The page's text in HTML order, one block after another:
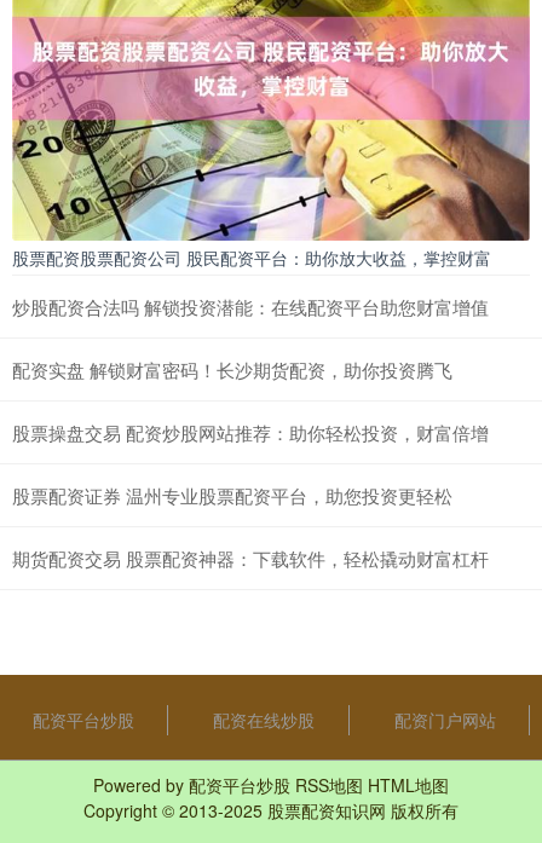
股票配资股票配资公司 股民配资平台：助你放大收益，掌控财富
炒股配资合法吗 解锁投资潜能：在线配资平台助您财富增值
配资实盘 解锁财富密码！长沙期货配资，助你投资腾飞
股票操盘交易 配资炒股网站推荐：助你轻松投资，财富倍增
股票配资证券 温州专业股票配资平台，助您投资更轻松
期货配资交易 股票配资神器：下载软件，轻松撬动财富杠杆
配资平台炒股 配资在线炒股 配资门户网站
Powered by 配资平台炒股 RSS地图 HTML地图
Copyright © 2013-2025 股票配资知识网 版权所有